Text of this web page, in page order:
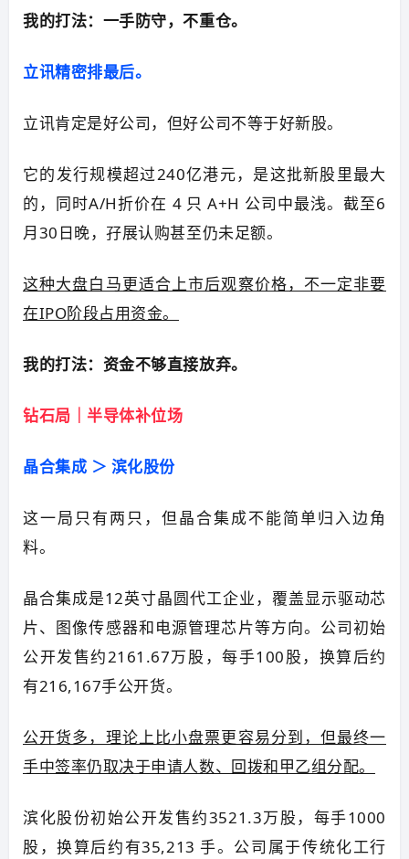
我的打法：一手防守，不重仓。
立讯精密排最后。
立讯肯定是好公司，但好公司不等于好新股。
它的发行规模超过240亿港元，是这批新股里最大
的，同时A/H折价在 4 只 A+H 公司中最浅。截至6
月30日晚，孖展认购甚至仍未足额。
这种大盘白马更适合上市后观察价格，不一定非要
在IPO阶段占用资金。
我的打法：资金不够直接放弃。
钻石局｜半导体补位场
晶合集成 ＞ 滨化股份
这一局只有两只，但晶合集成不能简单归入边角
料。
晶合集成是12英寸晶圆代工企业，覆盖显示驱动芯
片、图像传感器和电源管理芯片等方向。公司初始
公开发售约2161.67万股，每手100股，换算后约
有216,167手公开货。
公开货多，理论上比小盘票更容易分到，但最终一
手中签率仍取决于申请人数、回拨和甲乙组分配。
滨化股份初始公开发售约3521.3万股，每手1000
股，换算后约有35,213 手。公司属于传统化工行